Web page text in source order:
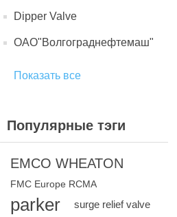
Dipper Valve
ОАО"Волгограднефтемаш"
Показать все
Популярные тэги
EMCO WHEATON
FMC Europe RCMA
parker
surge relief valve